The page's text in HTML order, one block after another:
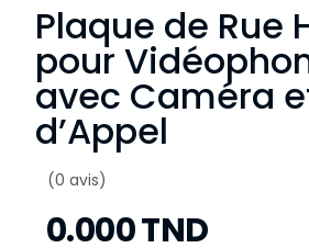
Plaque de Rue
pour
avec Caméra
d’Appel
(0 avis)
0.000 TND